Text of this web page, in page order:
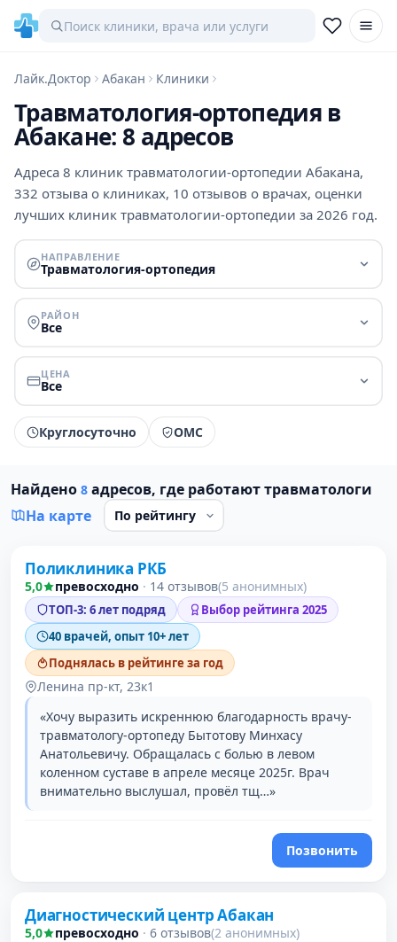
Лайк.Доктор Абакан Клиники
Травматология-ортопедия в
Абакане: 8 адресов
Адреса 8 клиник травматологии-ортопедии Абакана,
332 отзыва о клиниках, 10 отзывов о врачах, оценки
лучших клиник травматологии-ортопедии за 2026 год.
НАПРАВЛЕНИЕ
Травматология-ортопедия
РАЙОН
Все
ЦЕНА
Все
Круглосуточно ОМС
Найдено 8 адресов, где работают травматологи
На карте
1 место в рейтинге
Поликлиника РКБ
5,0 превосходно · 14 отзывов(5 анонимных)
ТОП-3: 6 лет подряд
Выбор рейтинга 2025
40 врачей, опыт 10+ лет
Поднялась в рейтинге за год
Ленина пр-кт, 23к1
«Хочу выразить искреннюю благодарность врачу-
травматологу-ортопеду Бытотову Минхасу
Анатольевичу. Обращалась с болью в левом
коленном суставе в апреле месяце 2025г. Врач
внимательно выслушал, провёл тщ…»
Позвонить
2 место в рейтинге
Диагностический центр Абакан
5,0 превосходно · 6 отзывов(2 анонимных)